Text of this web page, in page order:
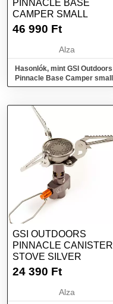
PINNACLE BASE
CAMPER SMALL
46 990 Ft
Alza
Hasonlók, mint GSI Outdoors
Pinnacle Base Camper small
GSI OUTDOORS
PINNACLE CANISTER
STOVE SILVER
24 390 Ft
Alza